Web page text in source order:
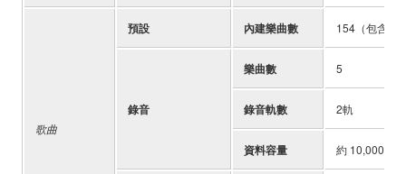
歌曲
預設 內建樂曲數 154（包含觸
錄音
樂曲數 5
錄音軌數 2軌
資料容量 約 10,000 音